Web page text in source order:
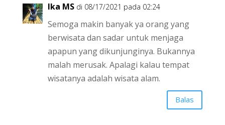
Ika MS di 08/17/2021 pada 02:24
Semoga makin banyak ya orang yang
berwisata dan sadar untuk menjaga
apapun yang dikunjunginya. Bukannya
malah merusak. Apalagi kalau tempat
wisatanya adalah wisata alam.
Balas